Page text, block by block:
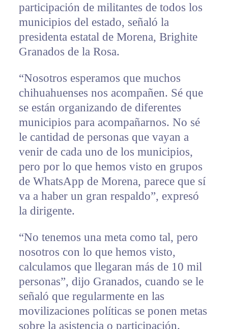
participación de militantes de todos los
municipios del estado, señaló la
presidenta estatal de Morena, Brighite
Granados de la Rosa.
“Nosotros esperamos que muchos
chihuahuenses nos acompañen. Sé que
se están organizando de diferentes
municipios para acompañarnos. No sé
le cantidad de personas que vayan a
venir de cada uno de los municipios,
pero por lo que hemos visto en grupos
de WhatsApp de Morena, parece que sí
va a haber un gran respaldo”, expresó
la dirigente.
“No tenemos una meta como tal, pero
nosotros con lo que hemos visto,
calculamos que llegaran más de 10 mil
personas”, dijo Granados, cuando se le
señaló que regularmente en las
movilizaciones políticas se ponen metas
sobre la asistencia o participación.